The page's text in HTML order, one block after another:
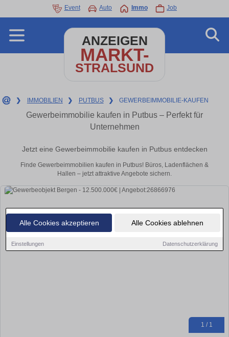
Alle Cookies akzeptieren Alle Cookies ablehnen
Einstellungen Datenschutzerklärung
Event Auto Immo Job
ANZEIGEN
MARKT-
STRALSUND
❯ IMMOBILIEN ❯ PUTBUS ❯ GEWERBEIMMOBILIE-KAUFEN
Gewerbeimmobilie kaufen in Putbus – Perfekt für
Unternehmen
Jetzt eine Gewerbeimmobilie kaufen in Putbus entdecken
Finde Gewerbeimmobilien kaufen in Putbus! Büros, Ladenflächen &
Hallen – jetzt attraktive Angebote sichern.
1 / 1